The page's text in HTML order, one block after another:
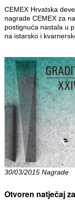
CEMEX Hrvatska
nagrade CEMEX za
postignuća nastala u
na istarsko i
30/03/2015 Nagrade
Otvoren natječaj